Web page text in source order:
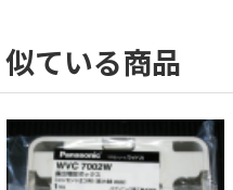
ている商品